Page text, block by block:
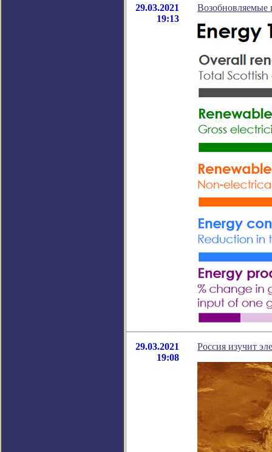
29.03.2021
19:13
Возобновляемые
29.03.2021
19:08
Россия изучит